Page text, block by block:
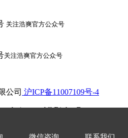
关注浩爽官方公众号
关注浩爽官方公众号
公司 沪ICP备11007109号-4
All Rights Reserve.